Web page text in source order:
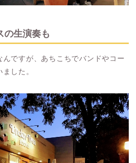
の生演奏も
ですが、あちこちでバンドやコー
した。